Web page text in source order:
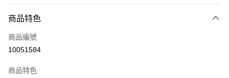
信用卡一次付款
超商取貨付款
相關說明
商品特色
商品編號
10051584
商品特色